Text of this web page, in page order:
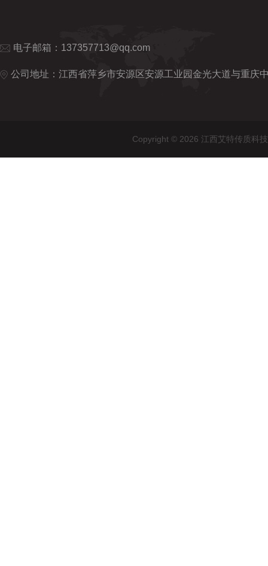
电子邮箱： 137357713@qq.com
公司地址：江西省萍乡市安源区安源工业园金光大道与重庆
Copyright © 2026 江西艾特传质科